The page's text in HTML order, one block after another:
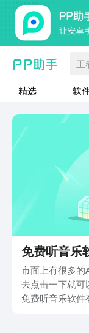
王
精选 软
免费听音乐
市面上有很多的
去点击一下就可
免费听音乐软件